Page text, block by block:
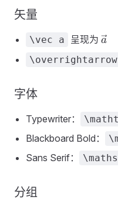
矢量
\vec a 呈现为 \vec
a
字体
Typewriter：
Blackboard Bold：
Sans Serif：
分组